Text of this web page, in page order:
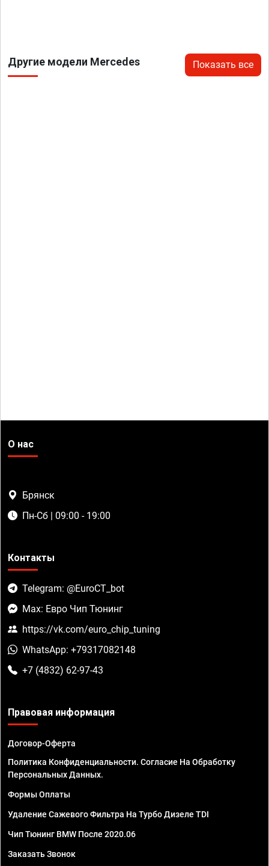
Другие модели Mercedes Показать все
О нас
Брянск
Пн-Сб | 09:00 - 19:00
Контакты
Telegram: @EuroCT_bot
Max: Евро Чип Тюнинг
https://vk.com/euro_chip_tuning
WhatsApp: +79317082148
+7 (4832) 62-97-43
Правовая информация
Договор-Оферта
Политика Конфиденциальности. Согласие На Обработку
Персональных Данных.
Формы Оплаты
Удаление Сажевого Фильтра На Турбо Дизеле TDI
Чип Тюнинг BMW После 2020.06
Заказать Звонок